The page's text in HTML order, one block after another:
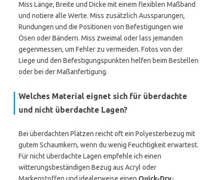
Miss Länge, Breite und Dicke mit einem flexiblen Maßband
und notiere alle Werte. Miss zusätzlich Aussparungen,
Rundungen und die Positionen von Befestigungen wie
Ösen oder Bändern. Miss zweimal oder lass jemanden
gegenmessen, um Fehler zu vermeiden. Fotos von der
Liege und den Befestigungspunkten helfen beim Bestellen
oder bei der Maßanfertigung.
Welches Material eignet sich für überdachte
und nicht überdachte Lagen?
Bei überdachten Plätzen reicht oft ein Polyesterbezug mit
gutem Schaumkern, wenn du wenig Feuchtigkeit erwartest.
Für nicht überdachte Lagen empfehle ich einen
witterungsbeständigen Bezug aus Acryl oder